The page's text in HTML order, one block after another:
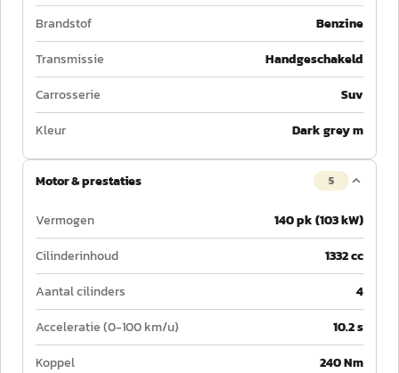
Brandstof
Benzine
Transmissie
Handgeschakeld
Carrosserie
Suv
Kleur
Dark grey m
Motor & prestaties 5
Vermogen
140 pk (103 kW)
Cilinderinhoud
1332 cc
Aantal cilinders
4
Acceleratie (0-100 km/u)
10.2 s
Koppel
240 Nm